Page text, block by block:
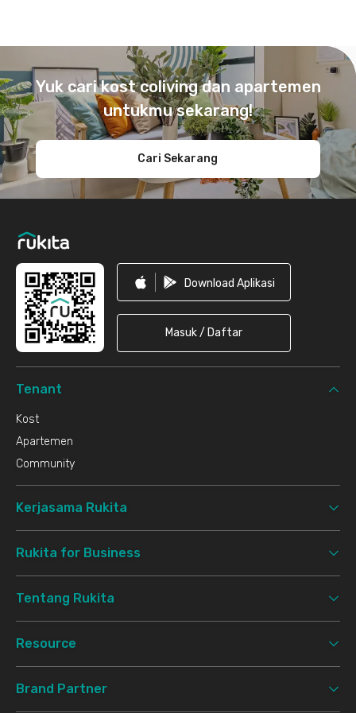
Yuk cari kost coliving dan apartemen
untukmu sekarang!
Cari Sekarang
Download Aplikasi
Masuk / Daftar
Tenant
Kost
Apartemen
Community
Kerjasama Rukita
Rukita for Business
Tentang Rukita
Resource
Brand Partner